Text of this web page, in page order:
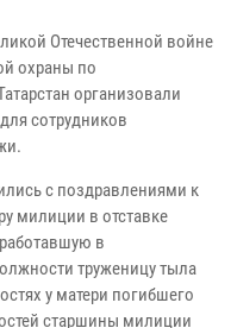
Отечественной войне
охраны по
организовали
сотрудников
с поздравлениями к
милиции в отставке
в
труженицу тыла
у матери погибшего
старшины милиции